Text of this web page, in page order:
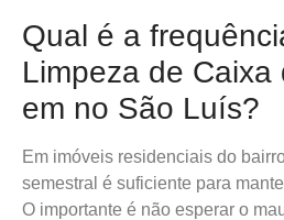
Qual é a
Limpeza de Caixa
em no São Luís?
Em imóveis residenciais do
semestral é suficiente para
O importante é não esperar o